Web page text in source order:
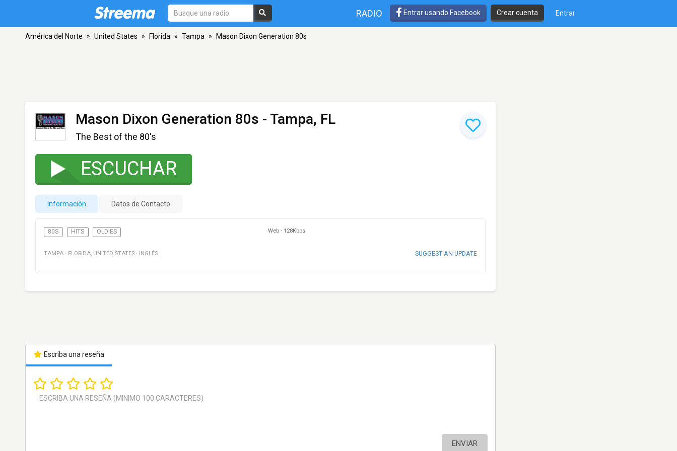
RADIO Entrar usando Facebook Crear cuenta Entrar
América del Norte » United States » Florida » Tampa » Mason Dixon Generation 80s
Mason Dixon Generation 80s - Tampa, FL
The Best of the 80's
ESCUCHAR
Información Datos de Contacto
80S HITS OLDIES Web - 128Kbps
TAMPA · FLORIDA, UNITED STATES · INGLÉS SUGGEST AN UPDATE
Escriba una reseña
ENVIAR